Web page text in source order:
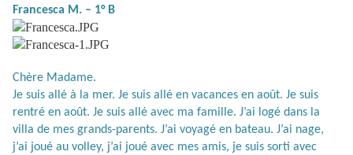
Francesca M. – 1° B
Chère Madame.
Je suis allé à la mer. Je suis allé en vacances en août. Je suis
rentré en août. Je suis allé avec ma famille. J’ai logé dans la
villa de mes grands-parents. J’ai voyagé en bateau. J’ai nage,
j’ai joué au volley, j’ai joué avec mes amis, je suis sorti avec